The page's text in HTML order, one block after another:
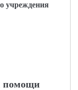
учреждения
помощи